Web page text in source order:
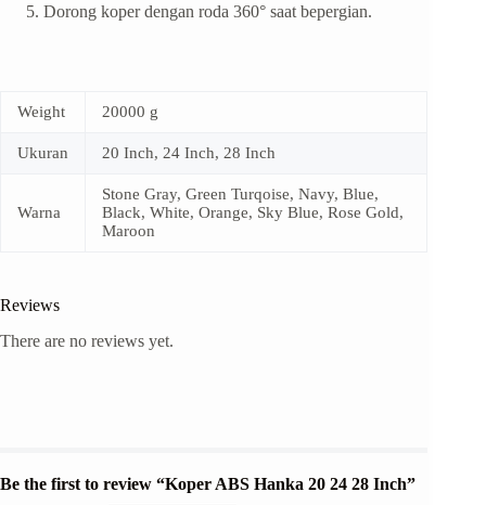
Dorong koper dengan roda 360° saat bepergian.
Weight 20000 g
Ukuran 20 Inch, 24 Inch, 28 Inch
Warna
Stone Gray, Green Turqoise, Navy, Blue,
Black, White, Orange, Sky Blue, Rose Gold,
Maroon
Reviews
There are no reviews yet.
Be the first to review “Koper ABS Hanka 20 24 28 Inch”